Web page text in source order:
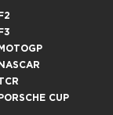
F2
F3
MOTOGP
NASCAR
PORSCHE CUP